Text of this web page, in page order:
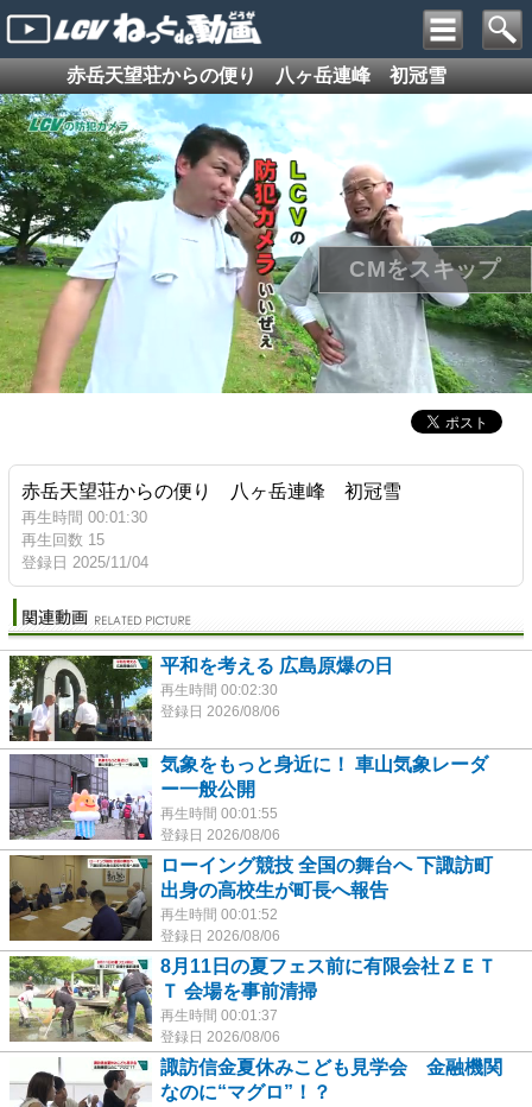
赤岳天望荘からの便り 八ヶ岳連峰 初冠雪
赤岳天望荘からの便り 八ヶ岳連峰 初冠雪
再生時間 00:01:30
再生回数 15
登録日 2025/11/04
平和を考える 広島原爆の日
再生時間 00:02:30
登録日 2026/08/06
気象をもっと身近に！ 車山気象レーダ
ー一般公開
再生時間 00:01:55
登録日 2026/08/06
ローイング競技 全国の舞台へ 下諏訪町
出身の高校生が町長へ報告
再生時間 00:01:52
登録日 2026/08/06
8月11日の夏フェス前に有限会社ＺＥＴ
Ｔ 会場を事前清掃
再生時間 00:01:37
登録日 2026/08/06
諏訪信金夏休みこども見学会 金融機関
なのに“マグロ”！？